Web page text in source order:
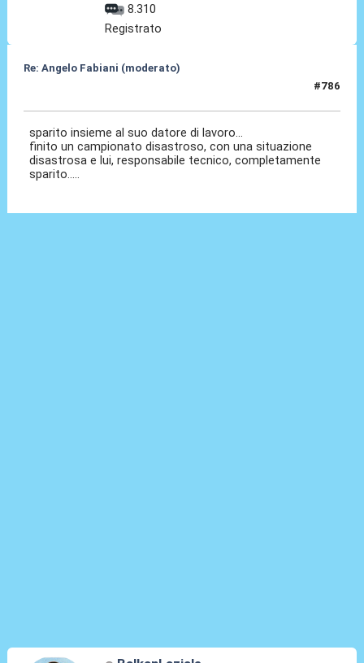
8.310
Registrato
Re: Angelo Fabiani (moderato)
#786
sparito insieme al suo datore di lavoro...
finito un campionato disastroso, con una situazione
disastrosa e lui, responsabile tecnico, completamente
sparito.....